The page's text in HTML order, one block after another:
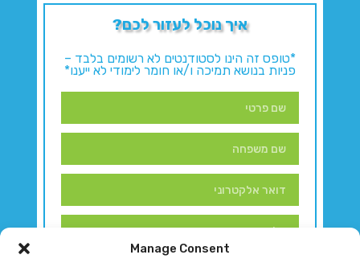
Manage Consent
איך נוכל לעזור לכם?
*טופס זה הינו לסטודנטים לא רשומים בלבד –
פניות בנושא תמיכה ו/או חומר לימודי לא ייענו*